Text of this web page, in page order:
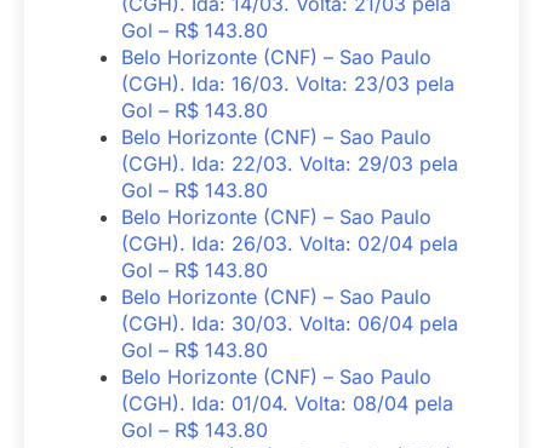
Gol – R$ 143.80
Belo Horizonte (CNF) – Sao Paulo
(CGH). Ida: 16/03. Volta: 23/03 pela
Gol – R$ 143.80
Belo Horizonte (CNF) – Sao Paulo
(CGH). Ida: 22/03. Volta: 29/03 pela
Gol – R$ 143.80
Belo Horizonte (CNF) – Sao Paulo
(CGH). Ida: 26/03. Volta: 02/04 pela
Gol – R$ 143.80
Belo Horizonte (CNF) – Sao Paulo
(CGH). Ida: 30/03. Volta: 06/04 pela
Gol – R$ 143.80
Belo Horizonte (CNF) – Sao Paulo
(CGH). Ida: 01/04. Volta: 08/04 pela
Gol – R$ 143.80